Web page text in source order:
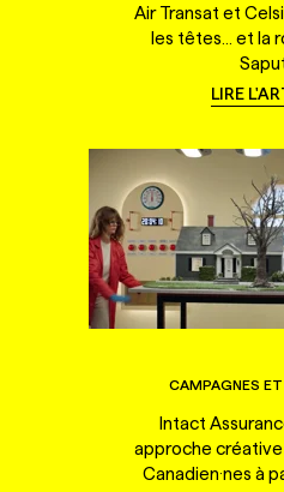
Air Transat et
les têtes... et la
LIRE
CAMPAGNES
Intact
approche
Canadien·nes à